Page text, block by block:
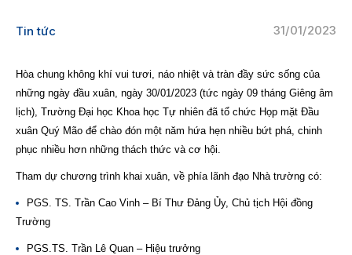
31/01/2023
Tin tức
Hòa chung không khí vui tươi, náo nhiệt và tràn đầy sức sống của
những ngày đầu xuân, ngày 30/01/2023 (tức ngày 09 tháng Giêng âm
lịch), Trường Đại học Khoa học Tự nhiên đã tổ chức Họp mặt Đầu
xuân Quý Mão để chào đón một năm hứa hẹn nhiều bứt phá, chinh
phục nhiều hơn những thách thức và cơ hội.
Tham dự chương trình khai xuân, về phía lãnh đạo Nhà trường có:
PGS. TS. Trần Cao Vinh – Bí Thư Đảng Ủy, Chủ tịch Hội đồng
Trường
PGS.TS. Trần Lê Quan – Hiệu trưởng